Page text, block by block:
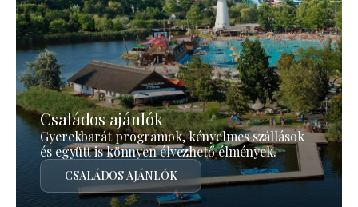
Családos ajánlók
Gyerekbarát programok, kényelmes szállások
és együtt is könnyen élvezhető élmények.
CSALÁDOS AJÁNLÓK